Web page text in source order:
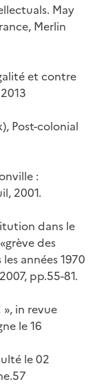
May
, Merlin
et contre
Post-colonial
:
2001.
dans le
des
années 1970
pp.55-81.
in revue
le 16
le 02